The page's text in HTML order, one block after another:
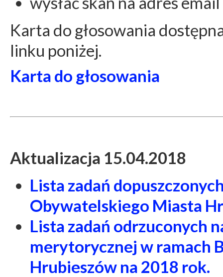
Karta do głosowania
linku poniżej.
Karta do głosowania
Aktualizacja 15.04.2018
Lista zadań
Obywatelskiego Miasta
Lista zadań odrzuconych
merytorycznej w ramach
Hrubieszów na 2018 rok.